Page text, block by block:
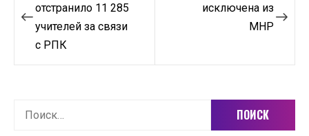
по
записям
отстранило 11 285
учителей за связи
с РПК
исключена из
МНР
Найти: